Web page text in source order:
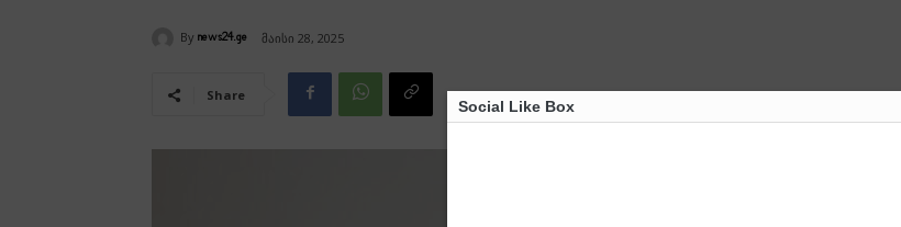
By news24.ge მაისი 28, 2025
Share
Social Like Box